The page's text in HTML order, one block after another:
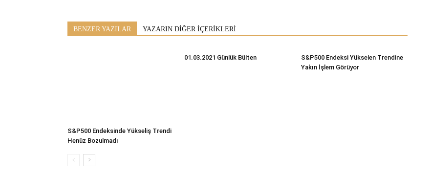
BENZER YAZILAR YAZARIN DİĞER İÇERİKLERİ
S&P500 Endeksinde Yükseliş Trendi
Henüz Bozulmadı
01.03.2021 Günlük Bülten
S&P500 Endeksi Yükselen Trendine
Yakın İşlem Görüyor